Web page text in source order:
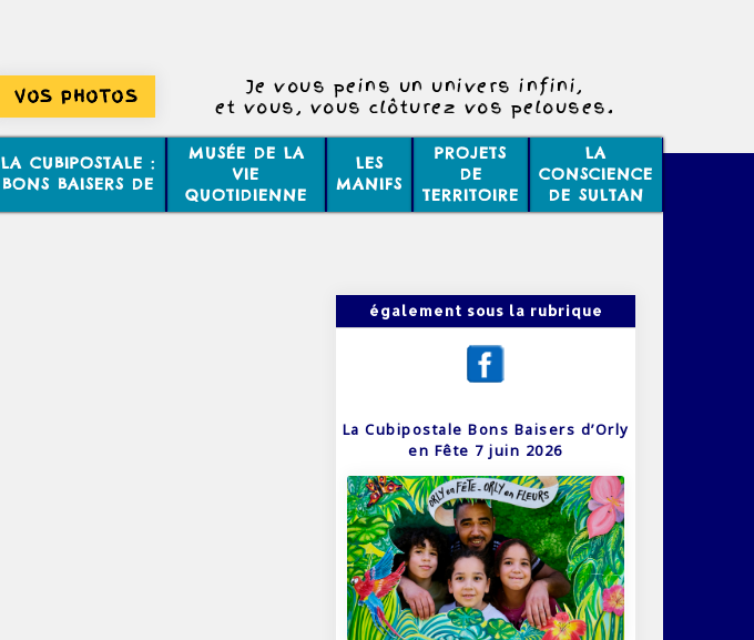
VOS PHOTOS
Je vous peins un univers infini,
et vous, vous clôturez vos pelouses.
Vie de papa/Les paroles
6060/50
LA CUBIPOSTALE :
BONS BAISERS DE
MUSÉE DE LA
VIE
QUOTIDIENNE
LES
MANIFS
PROJETS
DE
TERRITOIRE
LA
CONSCIENCE
DE SULTAN
également sous la rubrique
La Cubipostale Bons Baisers d’Orly
en Fête 7 juin 2026